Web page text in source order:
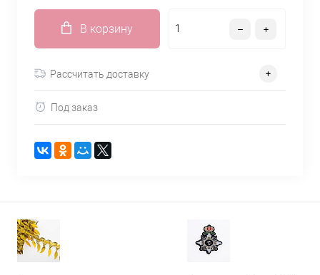
В корзину
Рассчитать доставку
Под заказ